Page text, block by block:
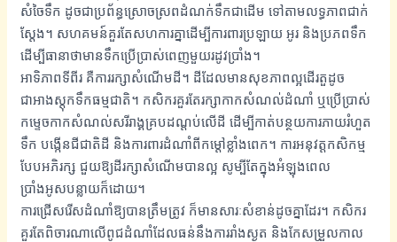
សំចៃទឹក ដូចជាប្រព័ន្ធស្រោចស្រពដំណក់ទឹកជាដើម ទៅតាមលទ្ធភាពជាក់
ស្តែង។ សហគមន៍គួរតែសហការគ្នាដើម្បីការពារប្រឡាយ អូរ និងប្រភពទឹក
ដើម្បីធានាថាមានទឹកប្រើប្រាស់ពេញមួយរដូវប្រាំង។
អាទិភាពទីពីរ គឺការរក្សាសំណើមដី។ ដីដែលមានសុខភាពល្អដើរតួដូច
ជាអាងស្តុកទឹកធម្មជាតិ។ កសិករគួរតែរក្សាកាកសំណល់ដំណាំ ឬប្រើប្រាស់
កម្ទេចកាកសំណល់សរីរាង្គគ្របដណ្តប់លើដី ដើម្បីកាត់បន្ថយការភាយរំហួត
ទឹក បង្កើនជីជាតិដី និងការពារដំណាំពីកម្តៅខ្លាំងពេក។ ការអនុវត្តកសិកម្ម
បែបអភិរក្ស ជួយឱ្យដីរក្សាសំណើមបានល្អ សូម្បីតែក្នុងអំឡុងពេល
ប្រាំងអូសបន្លាយក៏ដោយ។
ការជ្រើសរើសដំណាំឱ្យបានត្រឹមត្រូវ ក៏មានសារៈសំខាន់ដូចគ្នាដែរ។ កសិករ
គួរតែពិចារណាលើពូជដំណាំដែលធន់នឹងការរាំងស្ងួត និងកែសម្រួលកាល